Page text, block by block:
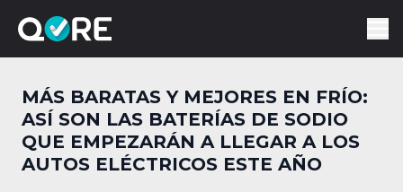
MÁS BARATAS Y MEJORES EN FRÍO:
ASÍ SON LAS BATERÍAS DE SODIO
QUE EMPEZARÁN A LLEGAR A LOS
AUTOS ELÉCTRICOS ESTE AÑO